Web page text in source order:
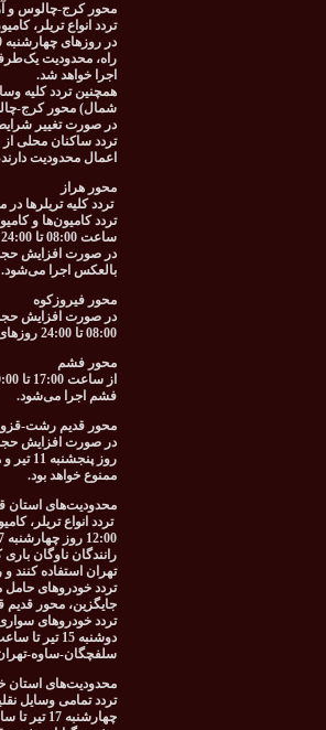
محور کرج-چالوس و
تردد انواع تریلر،
اجرا خواهد شد.
شمال) محور کرج-
در صورت تغییر
تردد ساکنان محلی
اعمال محدودیت
محور هراز
تردد کلیه تریلرها
ساعت 08:00 تا 24:00 روزهای پنجشنبه، جمعه، شنبه، یکشنبه و دوشنبه 11، 12، 13، 14 و 15 تیر 1405 در این محور ممنوع خواهد بود.
بالعکس اجرا می‌شود.
محور فیروزکوه
در صورت افزایش حجم
08:00 تا 24:00 روزهای جمعه 12 تیر و دوشنبه 15 تیر 1405 در محور تهران-فیروزکوه-قائمشهر و بالعکس ممنوع خواهد بود.
محور فشم
فشم اجرا می‌شود.
محور قدیم رشت-
ممنوع خواهد بود.
محدودیت‌های استان
12:00 روز چهارشنبه 17 تیر 1405 در تمامی محورهای منتهی به استان قم ممنوع است.
رانندگان ناوگان
تهران استفاده کنند
جایگزین، محور قدیم
سلفچگان-ساوه-
محدودیت‌های